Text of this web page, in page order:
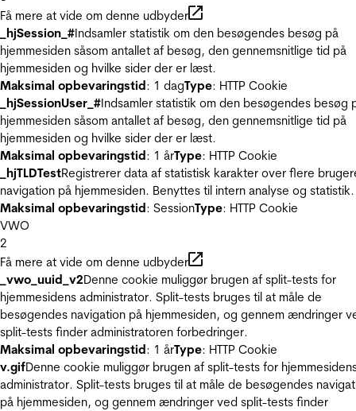
Få mere at vide om denne udbyder
_hjSession_#Indsamler statistik om den besøgendes besøg på
hjemmesiden såsom antallet af besøg, den gennemsnitlige tid på
hjemmesiden og hvilke sider der er læst.
Maksimal opbevaringstid: 1 dagType: HTTP Cookie
_hjSessionUser_#Indsamler statistik om den besøgendes besøg
hjemmesiden såsom antallet af besøg, den gennemsnitlige tid på
hjemmesiden og hvilke sider der er læst.
Maksimal opbevaringstid: 1 årType: HTTP Cookie
_hjTLDTestRegistrerer data af statistisk karakter over flere
navigation på hjemmesiden. Benyttes til intern analyse og statistik.
Maksimal opbevaringstid: SessionType: HTTP Cookie
VWO
2
Få mere at vide om denne udbyder
_vwo_uuid_v2Denne cookie muliggør brugen af split-tests for
hjemmesidens administrator. Split-tests bruges til at måle de
besøgendes navigation på hjemmesiden, og gennem ændringer
split-tests finder administratoren forbedringer.
Maksimal opbevaringstid: 1 årType: HTTP Cookie
v.gifDenne cookie muliggør brugen af split-tests for
administrator. Split-tests bruges til at måle de besøgendes
på hjemmesiden, og gennem ændringer ved split-tests finder